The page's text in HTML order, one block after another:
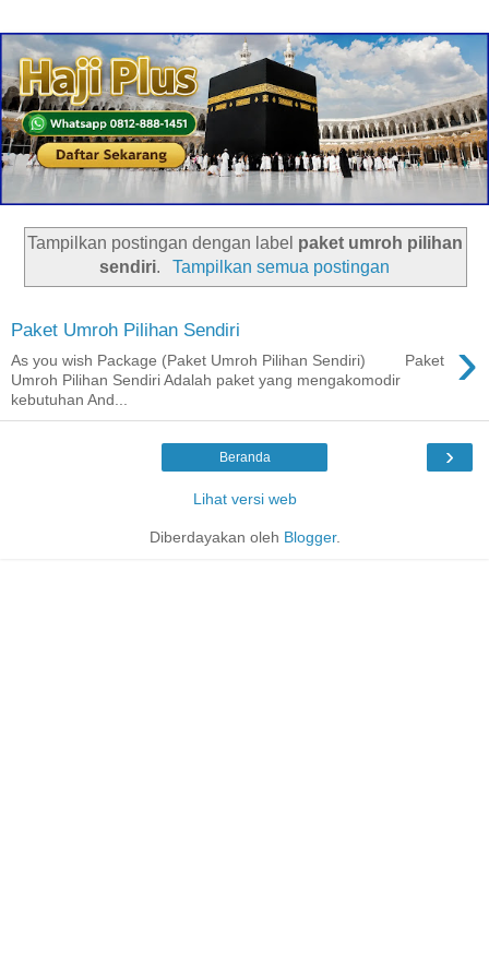
Tampilkan postingan dengan label paket umroh pilihan
sendiri. Tampilkan semua postingan
Paket Umroh Pilihan Sendiri ›
As you wish Package (Paket Umroh Pilihan Sendiri) Paket
Umroh Pilihan Sendiri Adalah paket yang mengakomodir
kebutuhan And...
›
Beranda
Lihat versi web
Diberdayakan oleh Blogger.